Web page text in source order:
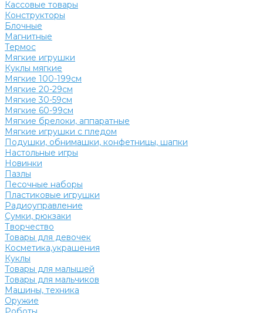
Кассовые товары
Конструкторы
Блочные
Магнитные
Термос
Мягкие игрушки
Куклы мягкие
Мягкие 100-199см
Мягкие 20-29см
Мягкие 30-59см
Мягкие 60-99см
Мягкие брелоки, аппаратные
Мягкие игрушки с пледом
Подушки, обнимашки, конфетницы, шапки
Настольные игры
Новинки
Пазлы
Песочные наборы
Пластиковые игрушки
Радиоуправление
Сумки, рюкзаки
Творчество
Товары для девочек
Косметика,украшения
Куклы
Товары для малышей
Товары для мальчиков
Машины, техника
Оружие